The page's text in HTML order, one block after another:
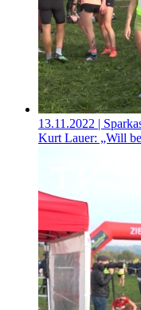
13.11.2022 |
Kurt Lauer: „Will